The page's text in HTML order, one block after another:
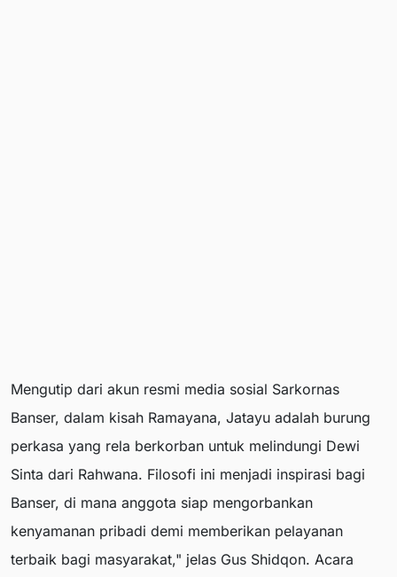
Mengutip dari akun resmi media sosial Sarkornas
Banser, dalam kisah Ramayana, Jatayu adalah burung
perkasa yang rela berkorban untuk melindungi Dewi
Sinta dari Rahwana. Filosofi ini menjadi inspirasi bagi
Banser, di mana anggota siap mengorbankan
kenyamanan pribadi demi memberikan pelayanan
terbaik bagi masyarakat," jelas Gus Shidqon. Acara